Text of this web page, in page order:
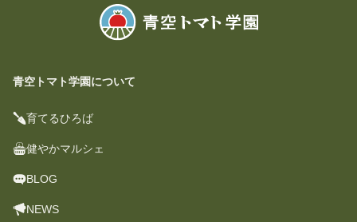
青空トマト学園について
育てるひろば
健やかマルシェ
BLOG
NEWS